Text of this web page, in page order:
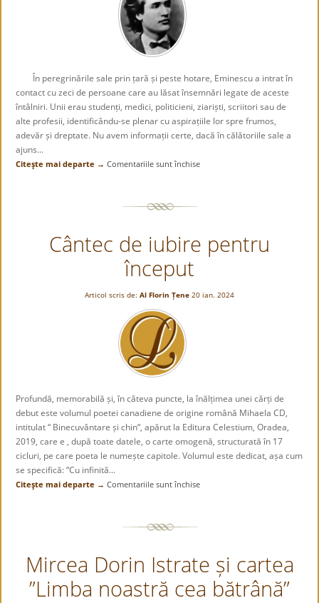
În peregrinările sale prin țară și peste hotare, Eminescu a intrat în
contact cu zeci de persoane care au lăsat însemnări legate de aceste
întâlniri. Unii erau studenți, medici, politicieni, ziariști, scriitori sau de
alte profesii, identificându-se plenar cu aspirațiile lor spre frumos,
adevăr și dreptate. Nu avem informații certe, dacă în călătoriile sale a
ajuns...
Citeşte mai departe → Comentariile sunt închise
Mihai
Cântec de iubire pentru
început
Articol scris de: Al Florin Țene 20 ian. 2024
Profundă, memorabilă și, în câteva puncte, la înălțimea unei cărți de
debut este volumul poetei canadiene de origine română Mihaela CD,
intitulat “ Binecuvântare și chin“, apărut la Editura Celestium, Oradea,
2019, care e , după toate datele, o carte omogenă, structurată în 17
cicluri, pe care poeta le numește capitole. Volumul este dedicat, așa cum
se specifică: “Cu infinită...
Citeşte mai departe → Comentariile sunt închise
început
Mircea Dorin Istrate și cartea
”Limba noastră cea bătrână”